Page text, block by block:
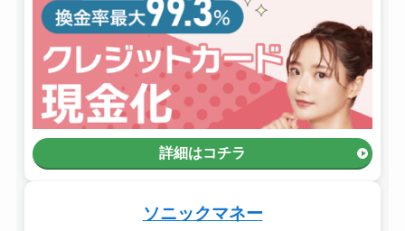
詳細はコチラ
ソニックマネー